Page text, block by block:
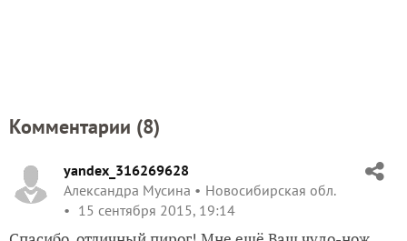
Комментарии (8)
yandex_316269628
Александра Мусина
Новосибирская обл.
15 сентября 2015, 19:14